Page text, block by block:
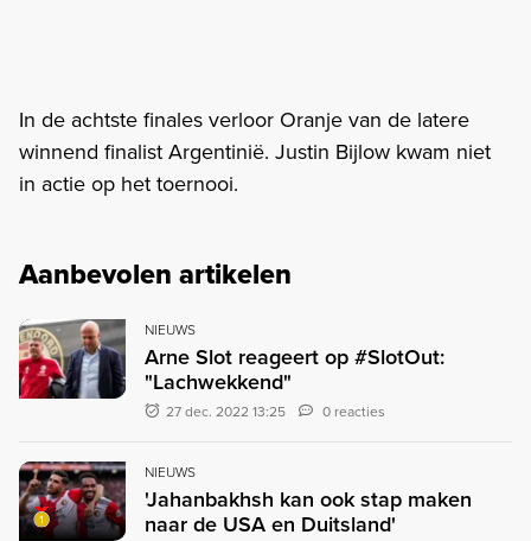
In de achtste finales verloor Oranje van de latere
winnend finalist Argentinië. Justin Bijlow kwam niet
in actie op het toernooi.
Aanbevolen artikelen
NIEUWS
Arne Slot reageert op #SlotOut:
"Lachwekkend"
27 dec. 2022 13:25 0 reacties
NIEUWS
'Jahanbakhsh kan ook stap maken
naar de USA en Duitsland'